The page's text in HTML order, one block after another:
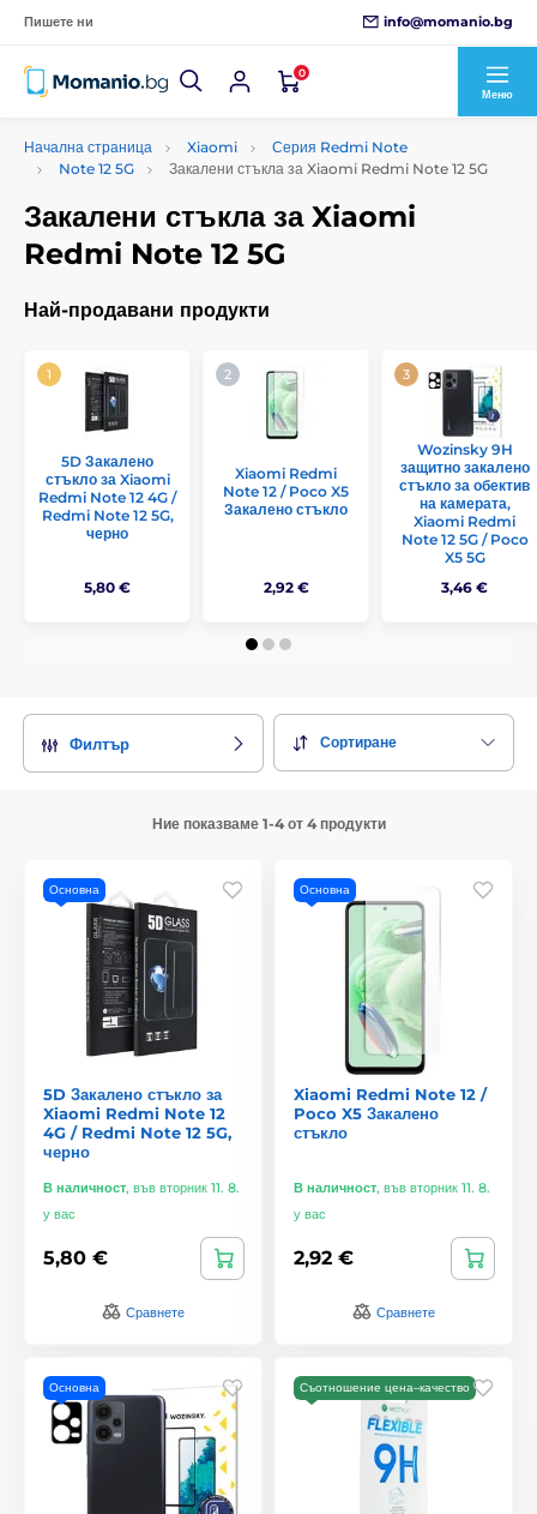
Пишете ни info@momanio.bg
0
Меню
Начална страница Xiaomi
Серия Redmi Note
Note 12 5G
Закалени стъкла за Xiaomi Redmi Note 12 5G
Закалени стъкла за Xiaomi
Redmi Note 12 5G
Най-продавани продукти
5D Закалено
стъкло за Xiaomi
Redmi Note 12 4G /
Redmi Note 12 5G,
черно
5,80 €
Xiaomi Redmi
Note 12 / Poco X5
Закалено стъкло
2,92 €
Wozinsky 9H
защитно закалено
стъкло за обектив
на камерата,
Xiaomi Redmi
Note 12 5G / Poco
X5 5G
3,46 €
Филтър Сортиране
Ние показваме 1-4 от 4 продукти
Основна
5D Закалено стъкло за
Xiaomi Redmi Note 12
4G / Redmi Note 12 5G,
черно
В наличност, във вторник 11. 8.
у вас
5,80 €
Сравнете
Основна
Xiaomi Redmi Note 12 /
Poco X5 Закалено
стъкло
В наличност, във вторник 11. 8.
у вас
2,92 €
Сравнете
Основна Съотношение цена–качество